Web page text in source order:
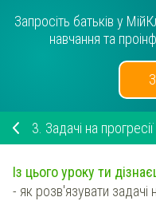
Запросіть батьків у
навчання та
3. Задачі на прогресії
Із цього уроку ти
- як розв'язувати